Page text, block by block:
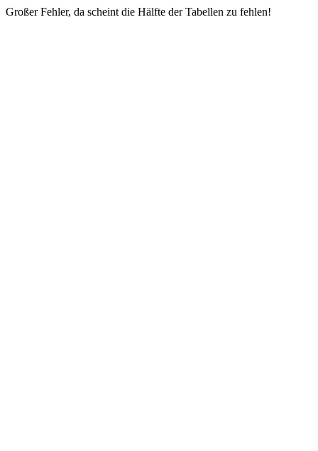
Großer Fehler, da scheint die Hälfte der Tabellen zu fehlen!